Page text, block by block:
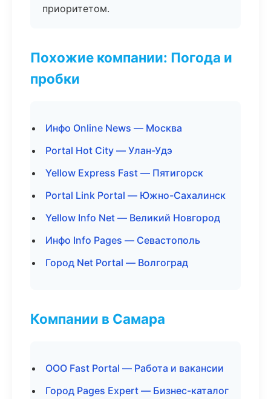
приоритетом.
Похожие компании: Погода и
пробки
Инфо Online News — Москва
Portal Hot City — Улан-Удэ
Yellow Express Fast — Пятигорск
Portal Link Portal — Южно-Сахалинск
Yellow Info Net — Великий Новгород
Инфо Info Pages — Севастополь
Город Net Portal — Волгоград
Компании в Самара
ООО Fast Portal — Работа и вакансии
Город Pages Expert — Бизнес-каталог